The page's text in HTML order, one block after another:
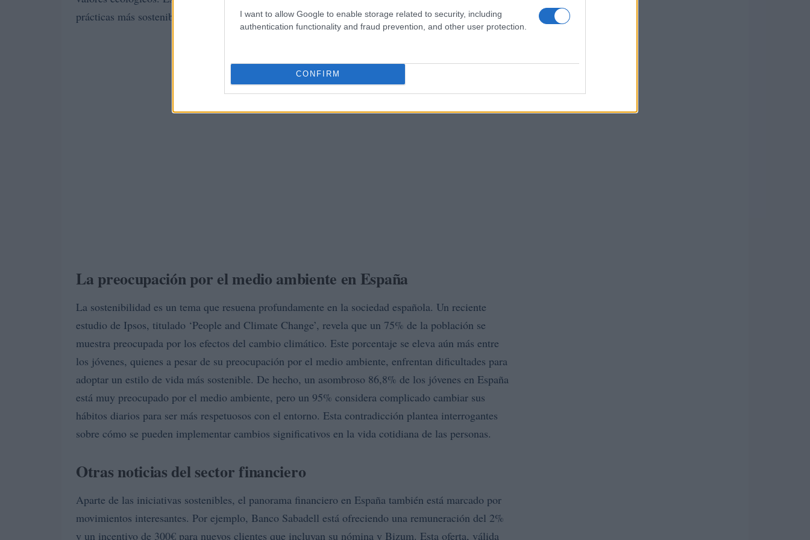
I want to allow Google to enable storage related to security, including
authentication functionality and fraud prevention, and other user protection.
CONFIRM
prácticas más sostenibles y responsables.
La preocupación por el medio ambiente en España
La sostenibilidad es un tema que resuena profundamente en la sociedad española. Un reciente
estudio de Ipsos, titulado ‘People and Climate Change’, revela que un 75% de la población se
muestra preocupada por los efectos del cambio climático. Este porcentaje se eleva aún más entre
los jóvenes, quienes a pesar de su preocupación por el medio ambiente, enfrentan dificultades para
adoptar un estilo de vida más sostenible. De hecho, un asombroso 86,8% de los jóvenes en España
está muy preocupado por el medio ambiente, pero un 95% considera complicado cambiar sus
hábitos diarios para ser más respetuosos con el entorno. Esta contradicción plantea interrogantes
sobre cómo se pueden implementar cambios significativos en la vida cotidiana de las personas.
Otras noticias del sector financiero
Aparte de las iniciativas sostenibles, el panorama financiero en España también está marcado por
movimientos interesantes. Por ejemplo, Banco Sabadell está ofreciendo una remuneración del 2%
y un incentivo de 300€ para nuevos clientes que incluyan su nómina y Bizum. Esta oferta, válida